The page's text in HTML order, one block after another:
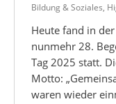
Bildung & Soziales,
Heute fand in
nunmehr 28.
Tag 2025 statt.
Motto:
waren wieder